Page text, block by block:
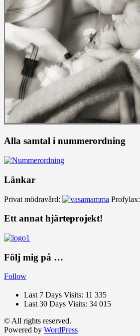
Alla samtal i nummerordning
Länkar
Privat mödravård: Profylax:
Ett annat hjärteprojekt!
Följ mig på …
Follow
Last 7 Days Visits: 11 335
Last 30 Days Visits: 34 015
© All rights reserved.
Powered by WordPress